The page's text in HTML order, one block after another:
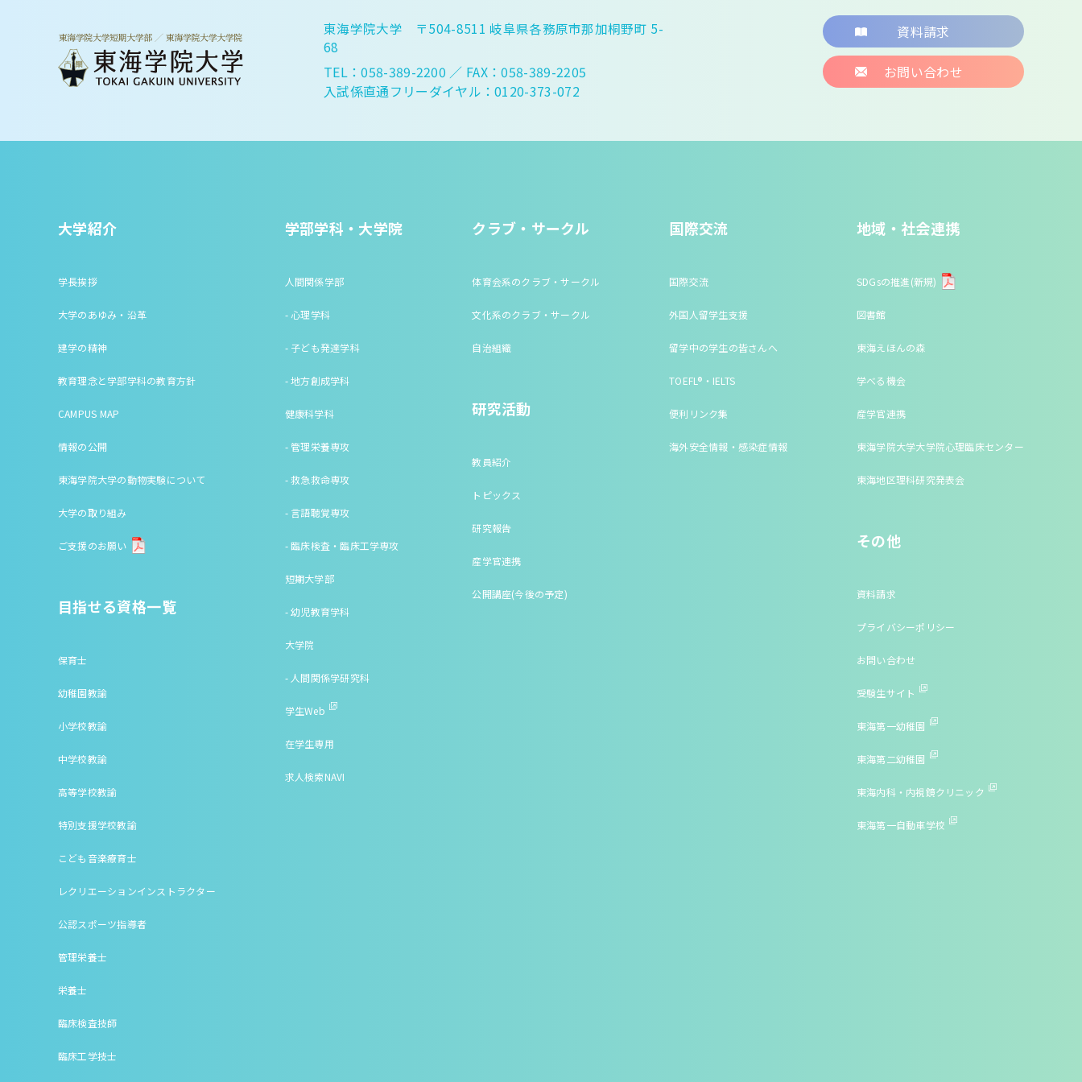
東海学院大学 〒504-8511 岐阜県各務原市那加桐野町 5-
68
TEL：058-389-2200 ／ FAX：058-389-2205
入試係直通フリーダイヤル：0120-373-072
資料請求
お問い合わせ
大学紹介
学長挨拶
大学のあゆみ・沿革
建学の精神
教育理念と学部学科の教育方針
CAMPUS MAP
情報の公開
東海学院大学の動物実験について
大学の取り組み
ご支援のお願い
目指せる資格一覧
保育士
幼稚園教諭
小学校教諭
中学校教諭
高等学校教諭
特別支援学校教諭
こども音楽療育士
レクリエーションインストラクター
公認スポーツ指導者
管理栄養士
栄養士
臨床検査技師
臨床工学技士
学部学科・大学院
人間関係学部
- 心理学科
- 子ども発達学科
- 地方創成学科
健康科学科
- 管理栄養専攻
- 救急救命専攻
- 言語聴覚専攻
- 臨床検査・臨床工学専攻
短期大学部
- 幼児教育学科
大学院
- 人間関係学研究科
学生Web
在学生専用
求人検索NAVI
クラブ・サークル
体育会系のクラブ・サークル
文化系のクラブ・サークル
自治組織
研究活動
教員紹介
トピックス
研究報告
産学官連携
公開講座(今後の予定)
国際交流
国際交流
外国人留学生支援
留学中の学生の皆さんへ
TOEFL®・IELTS
便利リンク集
海外安全情報・感染症情報
地域・社会連携
SDGsの推進(新規)
図書館
東海えほんの森
学べる機会
産学官連携
東海学院大学大学院心理臨床センター
東海地区理科研究発表会
その他
資料請求
プライバシーポリシー
お問い合わせ
受験生サイト
東海第一幼稚園
東海第二幼稚園
東海内科・内視鏡クリニック
東海第一自動車学校